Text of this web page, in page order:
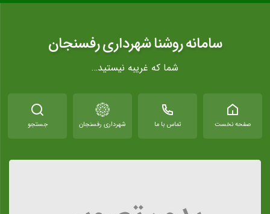
سامانه روشنا شهرداری رفسنجان
شما که غریبه نیستید…
صفحه نخست تماس با ما شهرداری رفسنجان جستجو